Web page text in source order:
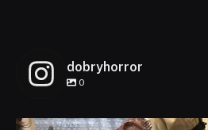
dobryhorror
0